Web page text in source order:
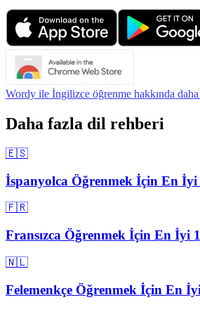
Wordy ile İngilizce öğrenme hakkında
Daha fazla dil rehberi
🇪🇸
İspanyolca Öğrenmek İçin En
🇫🇷
Fransızca Öğrenmek İçin En İyi
🇳🇱
Felemenkçe Öğrenmek İçin En